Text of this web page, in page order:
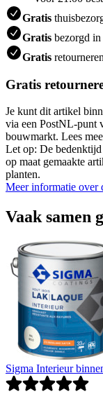
Gratis
Gratis bezorgd
Gratis
Gratis
Je kunt dit artikel
via een PostNL-punt
bouwmarkt. Lees
Let op: De
op maat gemaakte
planten.
Meer informatie over
Vaak samen
Sigma Interieur